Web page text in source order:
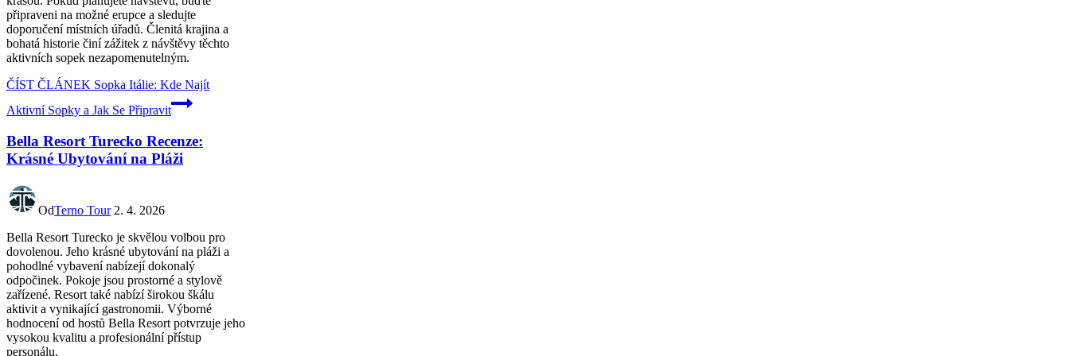
připraveni na možné erupce a sledujte
doporučení místních úřadů. Členitá krajina a
bohatá historie činí zážitek z návštěvy těchto
aktivních sopek nezapomenutelným.
ČÍST ČLÁNEK Sopka Itálie: Kde Najít
Aktivní Sopky a Jak Se Připravit
Bella Resort Turecko Recenze:
Krásné Ubytování na Pláži
OdTerno Tour 2. 4. 2026
Bella Resort Turecko je skvělou volbou pro
dovolenou. Jeho krásné ubytování na pláži a
pohodlné vybavení nabízejí dokonalý
odpočinek. Pokoje jsou prostorné a stylově
zařízené. Resort také nabízí širokou škálu
aktivit a vynikající gastronomii. Výborné
hodnocení od hostů Bella Resort potvrzuje jeho
vysokou kvalitu a profesionální přístup
personálu.